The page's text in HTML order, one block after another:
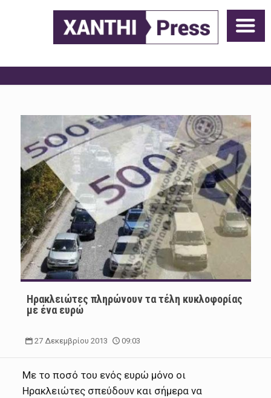
Ηρακλειώτες πληρώνουν τα τέλη κυκλοφορίας
με ένα ευρώ
27 Δεκεμβρίου 2013 09:03
Με το ποσό του ενός ευρώ μόνο οι
Ηρακλειώτες σπεύδουν και σήμερα να